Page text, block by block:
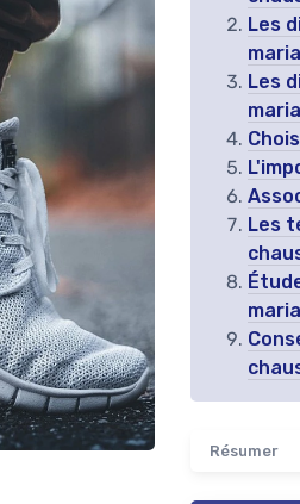
Les
Les
Les
Résumer